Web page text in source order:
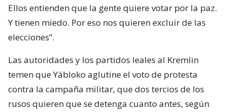
Ellos entienden que la gente quiere votar por la paz.
Y tienen miedo. Por eso nos quieren excluir de las
elecciones”.
Las autoridades y los partidos leales al Kremlin
temen que Yábloko aglutine el voto de protesta
contra la campaña militar, que dos tercios de los
rusos quieren que se detenga cuanto antes, según